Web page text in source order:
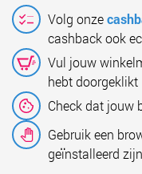
Volg onze
cashback ook
Vul jouw
hebt doorgeklikt
Check dat jouw
Gebruik een
geïnstalleerd zijn